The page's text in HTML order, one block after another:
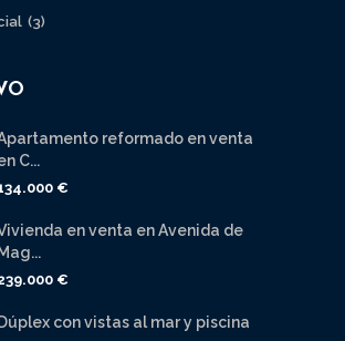
(3)
reformado en venta
C...
€
en venta en Avenida de
Mag...
€
Dúplex con vistas al mar y piscina